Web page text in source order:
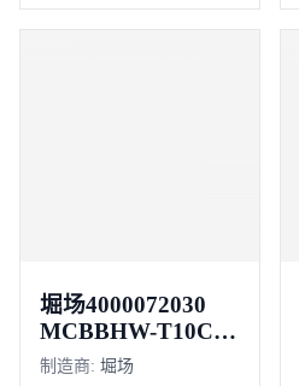
堀场4000072030
MCBBHW-T10C64
极 6安培
制造商: 堀场